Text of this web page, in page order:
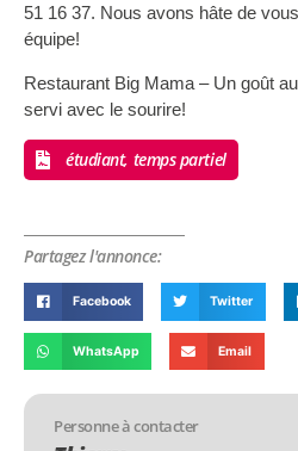
51 16 37. Nous avons hâte de
équipe!
Restaurant Big Mama – Un goût
servi avec le sourire!
étudiant, temps partiel
Partagez l'annonce:
Facebook Twitter
WhatsApp Email
Personne à contacter